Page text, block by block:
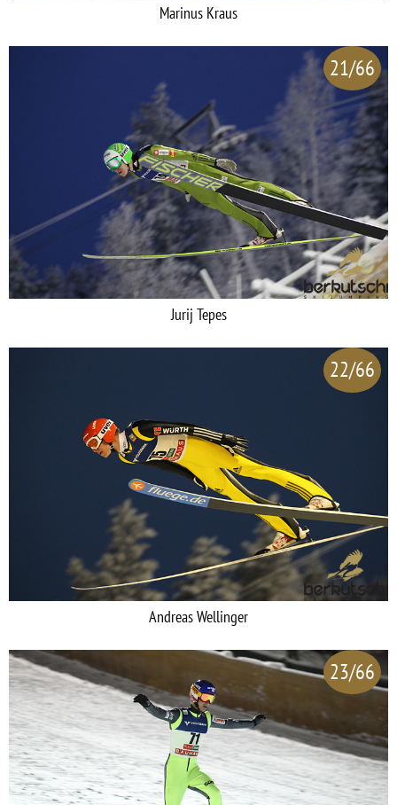
Marinus Kraus
21/66
Jurij Tepes
22/66
Andreas Wellinger
23/66